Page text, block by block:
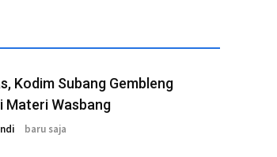
Kodim Subang Gembleng
Materi Wasbang
baru saja